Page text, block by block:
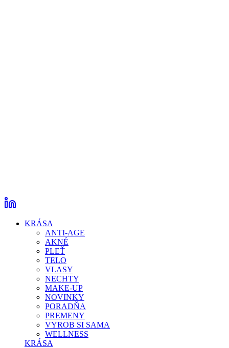
KRÁSA
ANTI-AGE
AKNÉ
PLEŤ
TELO
VLASY
NECHTY
MAKE-UP
NOVINKY
PORADŇA
PREMENY
VYROB SI SAMA
WELLNESS
KRÁSA